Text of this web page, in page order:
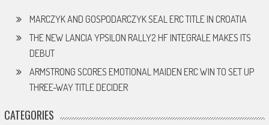
MARCZYK AND GOSPODARCZYK SEAL ERC TITLE IN CROATIA
THE NEW LANCIA YPSILON RALLY2 HF INTEGRALE MAKES ITS
DEBUT
ARMSTRONG SCORES EMOTIONAL MAIDEN ERC WIN TO SET UP
THREE-WAY TITLE DECIDER
CATEGORIES